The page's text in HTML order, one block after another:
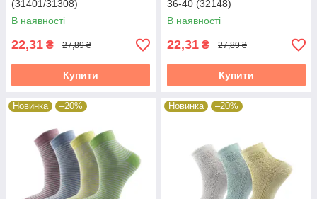
(31401/31308)
В наявності
22,31 ₴ 27,89 ₴
Купити
36-40 (32148)
В наявності
22,31 ₴ 27,89 ₴
Купити
Новинка –20% Новинка –20%